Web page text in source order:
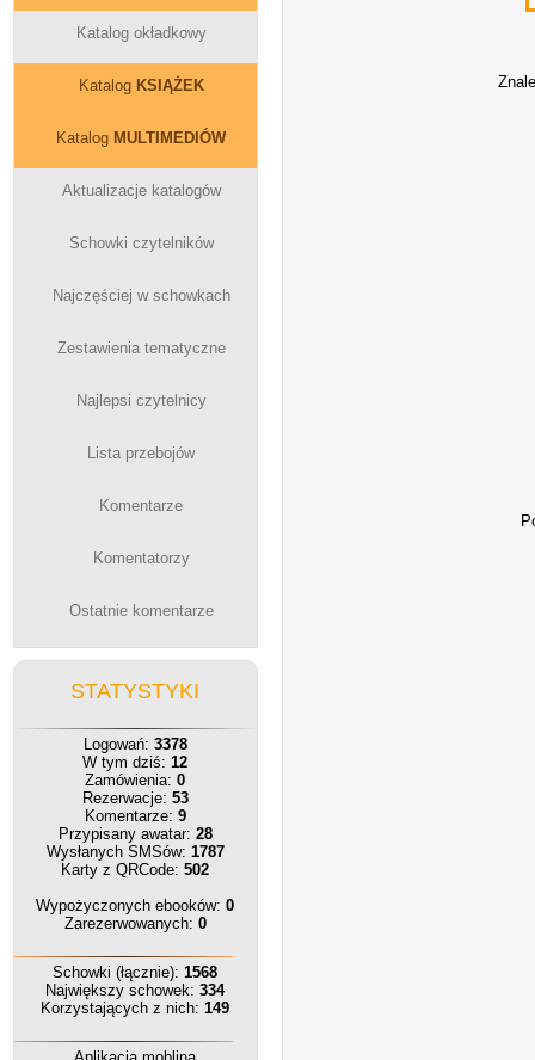
Katalog okładkowy
Katalog KSIĄŻEK
Katalog MULTIMEDIÓW
Aktualizacje katalogów
Schowki czytelników
Najczęściej w schowkach
Zestawienia tematyczne
Najlepsi czytelnicy
Lista przebojów
Komentarze
Komentatorzy
Ostatnie komentarze
STATYSTYKI
Logowań: 3378
W tym dziś:12
Zamówienia:0
Rezerwacje: 53
Komentarze: 9
Przypisany awatar: 28
Wysłanych SMSów: 1787
Karty z QRCode:502
Wypożyczonych ebooków:0
Zarezerwowanych: 0
Schowki (łącznie):1568
Największy schowek:334
Korzystających z nich:149